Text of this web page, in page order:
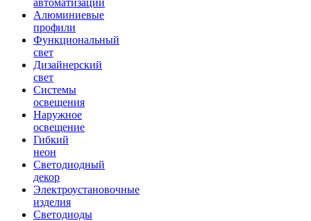
автоматизации
Алюминиевые
профили
Функциональный
свет
Дизайнерский
свет
Системы
освещения
Наружное
освещение
Гибкий
неон
Светодиодный
декор
Электроустановочные
изделия
Светодиоды